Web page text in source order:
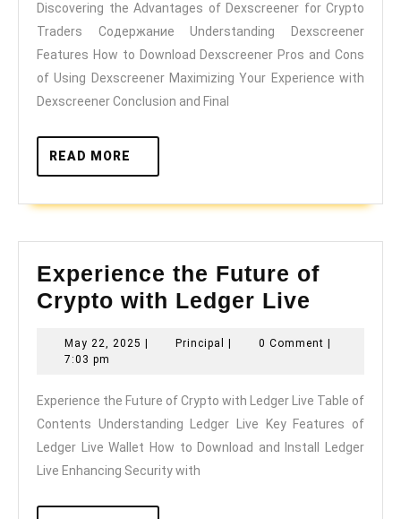
Dexscreener
for
Crypto
Traders
Discovering the Advantages of Dexscreener for Crypto
Traders Содержание Understanding Dexscreener
Features How to Download Dexscreener Pros and Cons
of Using Dexscreener Maximizing Your Experience with
Dexscreener Conclusion and Final
READ MORE
MORE
Experience the Future of
Crypto with Ledger Live
Future
Crypto
with
Ledger
May 22, 2025 May
| Principal Principal
| 0 Comment |
7:03 pm
Experience the Future of Crypto with Ledger Live Table of
Contents Understanding Ledger Live Key Features of
Ledger Live Wallet How to Download and Install Ledger
Live Enhancing Security with